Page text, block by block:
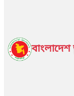
বাংলাদেশ